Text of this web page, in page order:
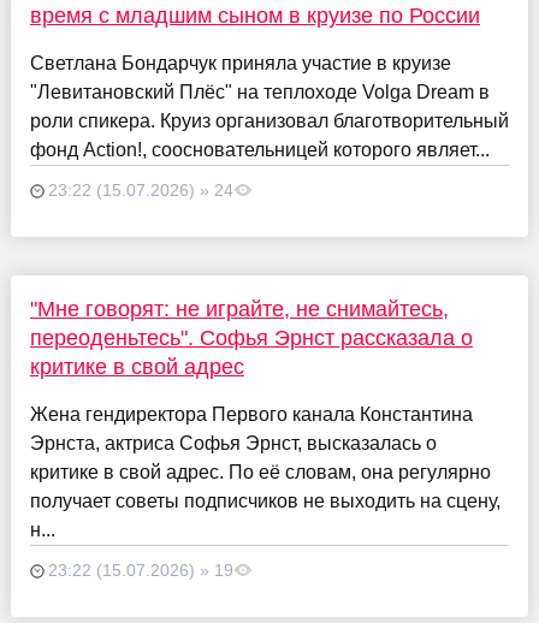
время с младшим сыном в круизе по России
Светлана Бондарчук приняла участие в круизе
"Левитановский Плёс" на теплоходе Volga Dream в
роли спикера. Круиз организовал благотворительный
фонд Action!, соосновательницей которого являет...
23:22 (15.07.2026) » 24
"Мне говорят: не играйте, не снимайтесь,
переоденьтесь". Софья Эрнст рассказала о
критике в свой адрес
Жена гендиректора Первого канала Константина
Эрнста, актриса Софья Эрнст, высказалась о
критике в свой адрес. По её словам, она регулярно
получает советы подписчиков не выходить на сцену,
н...
23:22 (15.07.2026) » 19